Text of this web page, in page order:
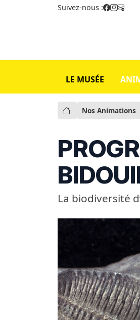
Suivez-nous :
LE MUSÉE
Nos Animations
La biodiversité